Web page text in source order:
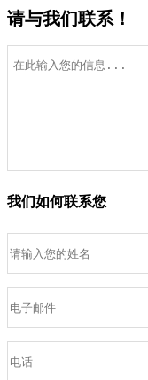
请与我们联系！
我们如何联系您